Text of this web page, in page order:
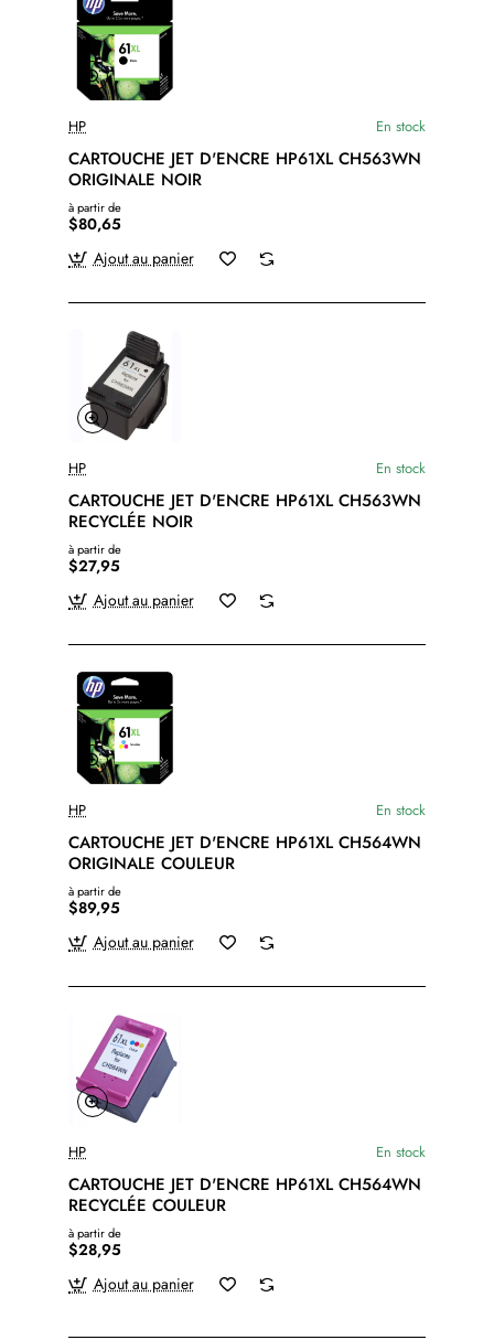
HP En stock
CARTOUCHE JET D'ENCRE HP61XL CH563WN
ORIGINALE NOIR
à partir de
$80,65
Ajout au panier
HP En stock
CARTOUCHE JET D'ENCRE HP61XL CH563WN
RECYCLÉE NOIR
à partir de
$27,95
Ajout au panier
HP En stock
CARTOUCHE JET D'ENCRE HP61XL CH564WN
ORIGINALE COULEUR
à partir de
$89,95
Ajout au panier
HP En stock
CARTOUCHE JET D'ENCRE HP61XL CH564WN
RECYCLÉE COULEUR
à partir de
$28,95
Ajout au panier